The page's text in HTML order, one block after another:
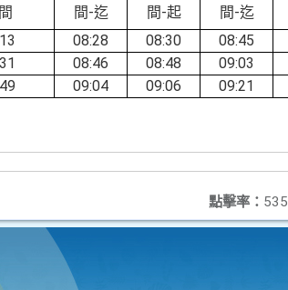
間-迄
間-起
間-迄
08:28 08:30
08:45
08:46 08:48
09:03
09:04 09:06 09:21
點擊率： 535